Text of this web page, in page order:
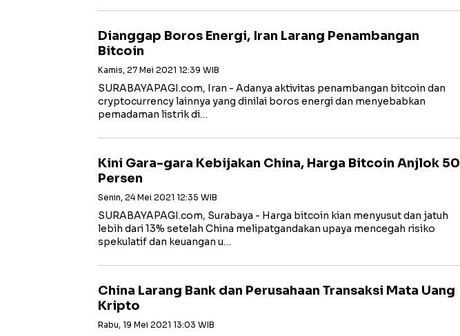
Dianggap Boros Energi, Iran Larang Penambangan
Bitcoin
Kamis, 27 Mei 2021 12:39 WIB
SURABAYAPAGI.com, Iran - Adanya aktivitas penambangan bitcoin dan
cryptocurrency lainnya yang dinilai boros energi dan menyebabkan
pemadaman listrik di…
Kini Gara-gara Kebijakan China, Harga Bitcoin Anjlok 50
Persen
Senin, 24 Mei 2021 12:35 WIB
SURABAYAPAGI.com, Surabaya - Harga bitcoin kian menyusut dan jatuh
lebih dari 13% setelah China melipatgandakan upaya mencegah risiko
spekulatif dan keuangan u…
China Larang Bank dan Perusahaan Transaksi Mata Uang
Kripto
Rabu, 19 Mei 2021 13:03 WIB